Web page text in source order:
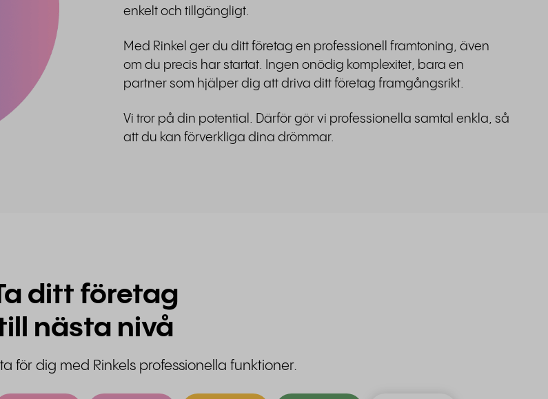
enkelt och tillgängligt.
Med Rinkel ger du ditt företag en professionell framtoning, även
om du precis har startat. Ingen onödig komplexitet, bara en
partner som hjälper dig att driva ditt företag framgångsrikt.
Vi tror på din potential. Därför gör vi professionella samtal enkla, så
att du kan förverkliga dina drömmar.
ditt företag
nästa nivå
för dig med Rinkels professionella funktioner.